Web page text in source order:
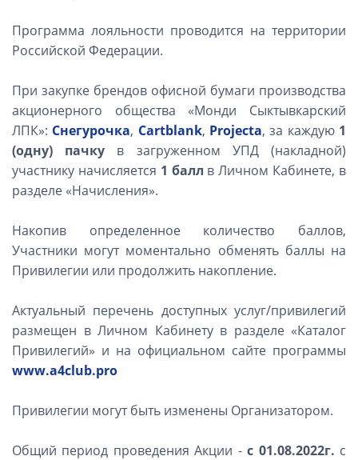
Программа лояльности проводится на территории
Российской Федерации.
При закупке брендов офисной бумаги производства
акционерного общества «Монди Сыктывкарский
ЛПК»: Снегурочка, Cartblank, Projecta, за каждую 1
(одну) пачку в загруженном УПД (накладной)
участнику начисляется 1 балл в Личном Кабинете, в
разделе «Начисления».
Накопив определенное количество баллов,
Участники могут моментально обменять баллы на
Привилегии или продолжить накопление.
Актуальный перечень доступных услуг/привилегий
размещен в Личном Кабинету в разделе «Каталог
Привилегий» и на официальном сайте программы
www.a4club.pro
Привилегии могут быть изменены Организатором.
Общий период проведения Акции -с 01.08.2022г. с